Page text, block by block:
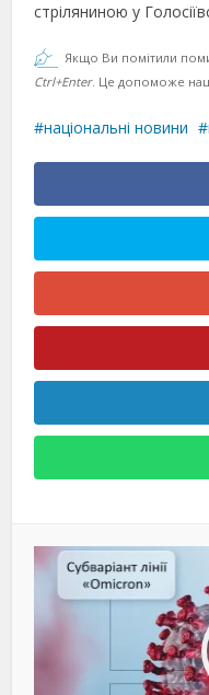
стріляниною у
Якщо Ви помітили
Ctrl+Enter. Це допоможе
національні новини